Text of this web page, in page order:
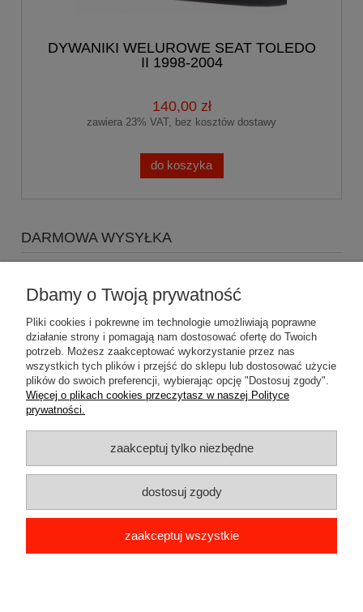
DYWANIKI WELUROWE SEAT TOLEDO
II 1998-2004
140,00 zł
zawiera 23% VAT, bez kosztów dostawy
do koszyka
DARMOWA WYSYŁKA
wysyłki Gratis
Pomoc
Dostawa
Moje konto
Gwarancja i zwroty
O firmie
Dbamy o Twoją prywatność
Pliki cookies i pokrewne im technologie umożliwiają poprawne
działanie strony i pomagają nam dostosować ofertę do Twoich
potrzeb. Możesz zaakceptować wykorzystanie przez nas
wszystkich tych plików i przejść do sklepu lub dostosować użycie
plików do swoich preferencji, wybierając opcję "Dostosuj zgody".
Więcej o plikach cookies przeczytasz w naszej Polityce
prywatności.
zaakceptuj tylko niezbędne
dostosuj zgody
zaakceptuj wszystkie